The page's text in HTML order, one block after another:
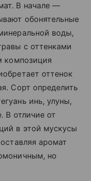
В начале —
обонятельные
воды,
с оттенками
композиция
оттенок
Сорт определить
инь, улуны,
В отличие от
в этой мускусы
аромат
но